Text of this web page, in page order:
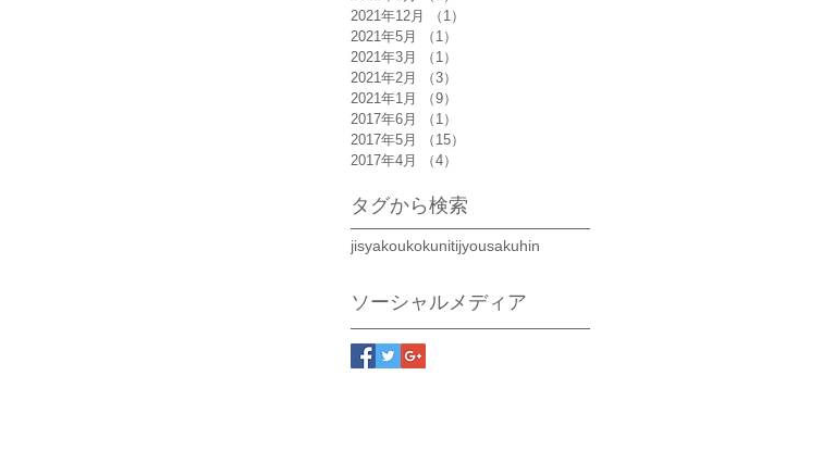
2021年12月
（1）
2021年5月
（1）
2021年3月
（1）
2021年2月
（3）
2021年1月
（9）
2017年6月
（1）
2017年5月
（15）
2017年4月
（4）
タグから検索
jisyakoukokunitijyousakuhin
ソーシャルメディア